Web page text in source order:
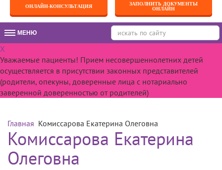
ОНЛАЙН-КОНСУЛЬТАЦИЯ
ЗАПОЛНИТЬ ДОКУМЕНТЫ
ОНЛАЙН
МЕНЮМЕНЮ
X
Уважаемые пациенты! Прием несовершеннолетних детей
осуществляется в присутствии законных представителей
(родители, опекуны, доверенные лица с нотариально
заверенной доверенностью от родителей)
Главная Комиссарова Екатерина Олеговна
Комиссарова Екатерина
Олеговна